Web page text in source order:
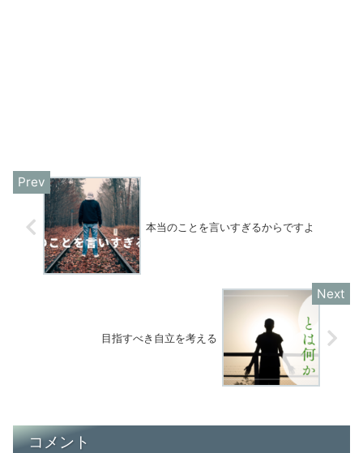
本当のことを言いすぎるからですよ
目指すべき自立を考える
コメント